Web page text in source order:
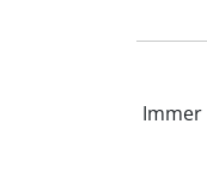
Immer